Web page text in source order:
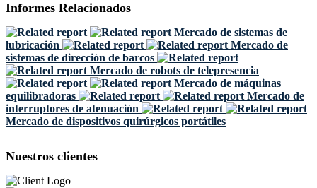
Informes Relacionados
Mercado de sistemas de
lubricación
Mercado de
sistemas de dirección de barcos
Mercado de robots de telepresencia
Mercado de máquinas
equilibradoras
Mercado de
interruptores de atenuación
Mercado de dispositivos quirúrgicos portátiles
Nuestros clientes